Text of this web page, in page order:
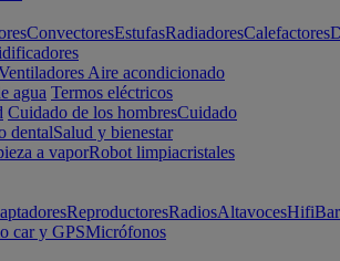
ConvectoresEstufasRadiadoresCalefactores
Aire acondicionado
agua Termos eléctricos
Cuidado de los hombresCuidado
dentalSalud y bienestar
a vaporRobot limpiacristales
ReproductoresRadiosAltavocesHifi
car y GPSMicrófonos